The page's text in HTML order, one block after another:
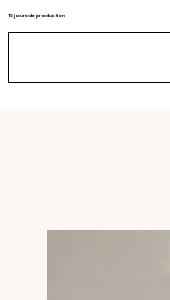
15 jours de production